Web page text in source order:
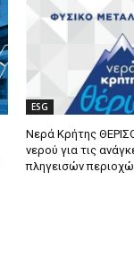
ESG
Νερά Κρήτης
νερού για τις
πληγεισών